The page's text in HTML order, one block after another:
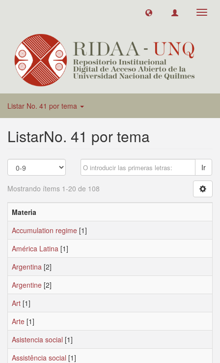
Listar No. 41 por tema
ListarNo. 41 por tema
Ir
Mostrando ítems 1-20 de 108
Materia
Accumulation regime [1]
América Latina [1]
Argentina [2]
Argentine [2]
Art [1]
Arte [1]
Asistencia social [1]
Assistência social [1]